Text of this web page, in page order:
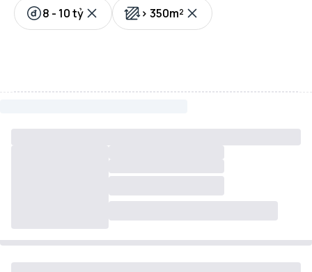
8 - 10 tỷ > 350m²